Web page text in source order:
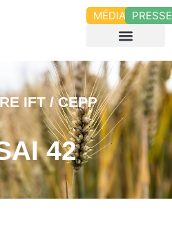
MÉDIAS PRESSE
IFT / CEPP
42